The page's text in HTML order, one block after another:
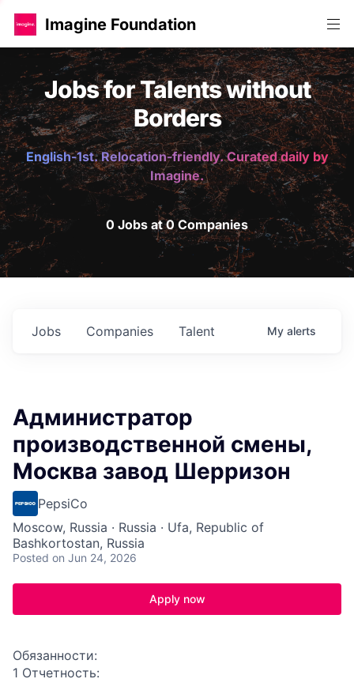
Imagine Foundation
Jobs for Talents without
Borders
English-1st. Relocation-friendly. Curated daily by
Imagine.
0 Jobs at 0 Companies
Jobs Companies Talent My alerts
Администратор
производственной смены,
Москва завод Шерризон
PepsiCo
Moscow, Russia · Russia · Ufa, Republic of
Bashkortostan, Russia
Posted on Jun 24, 2026
Apply now
Обязанности:
1 Отчетность: